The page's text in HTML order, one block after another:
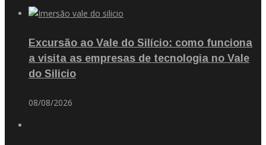
Excursão ao Vale do Silício: como funciona
a visita as empresas de tecnologia no Vale
do Silicio
08/08/2026